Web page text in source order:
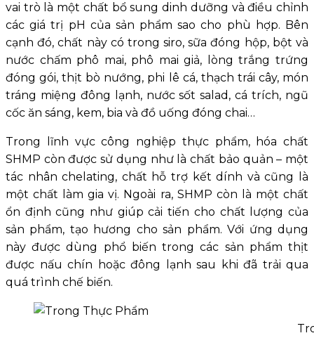
vai trò là một chất bổ sung dinh dưỡng và điều chỉnh
các giá trị pH của sản phẩm sao cho phù hợp. Bên
cạnh đó, chất này có trong siro, sữa đóng hộp, bột và
nước chấm phô mai, phô mai giả, lòng trắng trứng
đóng gói, thịt bò nướng, phi lê cá, thạch trái cây, món
tráng miệng đông lạnh, nước sốt salad, cá trích, ngũ
cốc ăn sáng, kem, bia và đồ uống đóng chai…
Trong lĩnh vực công nghiệp thực phẩm, hóa chất
SHMP còn được sử dụng như là chất bảo quản – một
tác nhân chelating, chất hỗ trợ kết dính và cũng là
một chất làm gia vị. Ngoài ra, SHMP còn là một chất
ổn định cũng như giúp cải tiến cho chất lượng của
sản phẩm, tạo hương cho sản phẩm. Với ứng dụng
này được dùng phổ biến trong các sản phẩm thịt
được nấu chín hoặc đông lạnh sau khi đã trải qua
quá trình chế biến.